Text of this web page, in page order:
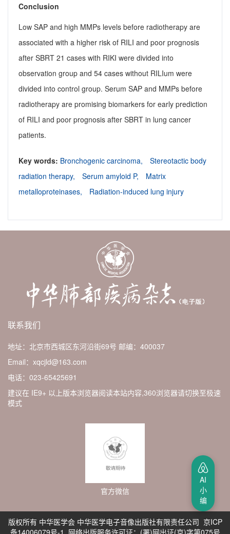
Conclusion
Low SAP and high MMPs levels before radiotherapy are
associated with a higher risk of RILI and poor prognosis
after SBRT 21 cases with RIKI were divided into
observation group and 54 cases without RILIum were
divided into control group. Serum SAP and MMPs before
radiotherapy are promising biomarkers for early prediction
of RILI and poor prognosis after SBRT in lung cancer
patients.
Key words: Bronchogenic carcinoma,
Stereotactic body
radiation therapy,
Serum amyloid P,
Matrix
metalloproteinases,
Radiation-induced lung injury
联系我们
地址：北京市西城区东河沿街69号 邮编：400037
Email：xqcjld@163.com
电话：023-65425691
建议在 IE9+ 以上版本浏览器阅读本站内容,360浏览器请切换至极速
模式
官方微信
版权所有 中华医学会 中华医学电子音像出版社有限责任公司 京ICP
AI
小
编